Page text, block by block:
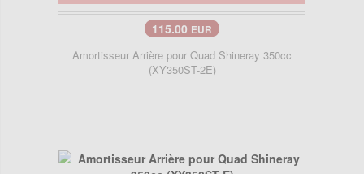
115.00 EUR
Amortisseur Arrière pour Quad Shineray 350cc
(XY350ST-2E)